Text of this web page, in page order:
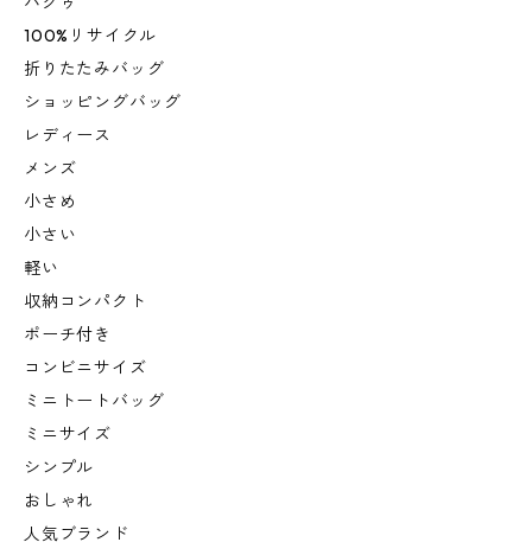
100%リサイクル
折りたたみバッグ
ショッピングバッグ
レディース
メンズ
小さめ
小さい
軽い
収納コンパクト
ポーチ付き
コンビニサイズ
ミニトートバッグ
ミニサイズ
シンプル
おしゃれ
人気ブランド